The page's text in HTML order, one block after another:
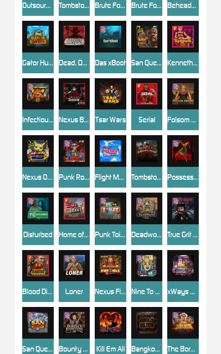
Nexus Blood & Shadow
Kill Em All
Blood Diamond
Dead, Dead, or Deader
Nexus Fire In The Hole xBomb
Tsar Wars
Brute Force
Home of the Brave
Tombstone Slaughter
San Quentin 2: Death Row
Outsourced
Punk Rocker 2
Deadwood R.I.P
Beheaded
Bangkok Hilton
Brute Force: Alien Onslaught
Nexus Outsourced
Gator Hunters
Loner
Kenneth Must Die
Tombstone RIP
Folsom Prison
Das xBoot
xWays Hoarder 2
Nine To Five
Bounty Hunters xNudge®
Flight Mode
San Quentin xWays
Serial
Punk Toilet
Possessed
Disturbed
Infectious 5 xWays
True Grit Redemption
The Border